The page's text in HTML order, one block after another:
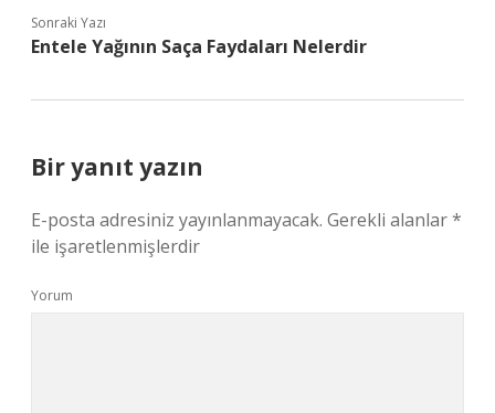
Sonraki Yazı
Entele Yağının Saça Faydaları Nelerdir
Bir yanıt yazın
E-posta adresiniz yayınlanmayacak. Gerekli alanlar*
ile işaretlenmişlerdir
Yorum